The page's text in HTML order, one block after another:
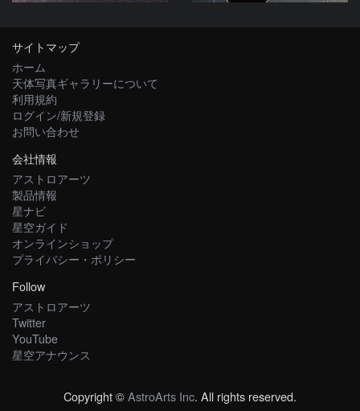
サイトマップ
ホーム
天体写真ギャラリーについて
利用規約
ログイン/新規登録
お問い合わせ
会社情報
アストロアーツ
製品情報
星ナビ
星空ガイド
オンラインショップ
プライバシー・ポリシー
Follow
アストロアーツ
Twitter
YouTube
星空アナウンス
Copyright ©AstroArts Inc. All rights reserved.